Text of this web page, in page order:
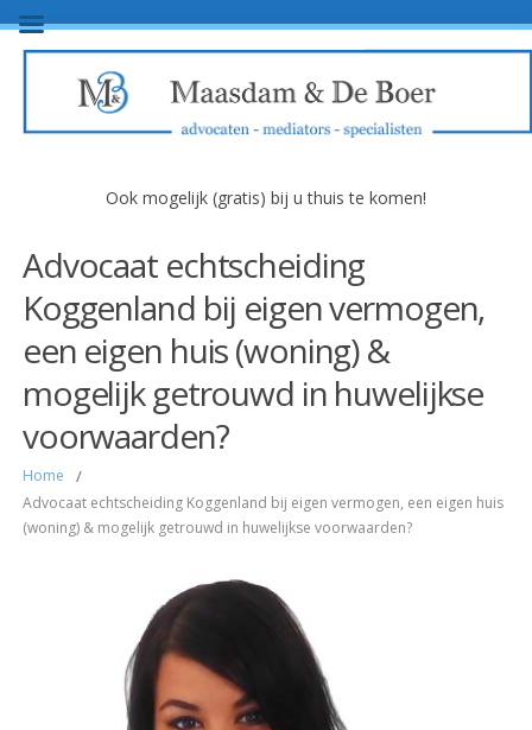
Ook mogelijk (gratis) bij u thuis te komen!
Advocaat echtscheiding
Koggenland bij eigen vermogen,
een eigen huis (woning) &
mogelijk getrouwd in huwelijkse
voorwaarden?
Home /
Advocaat echtscheiding Koggenland bij eigen vermogen, een eigen huis
(woning) & mogelijk getrouwd in huwelijkse voorwaarden?